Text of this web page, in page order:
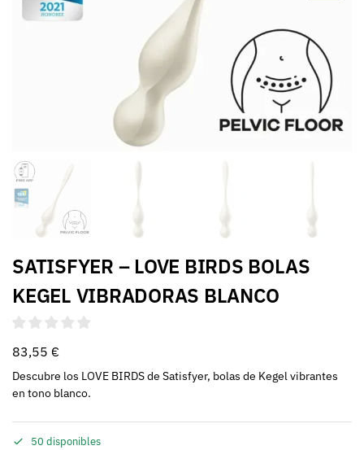
SATISFYER – LOVE BIRDS BOLAS
KEGEL VIBRADORAS BLANCO
83,55 €
Descubre los LOVE BIRDS de Satisfyer, bolas de Kegel vibrantes
en tono blanco.
50 disponibles